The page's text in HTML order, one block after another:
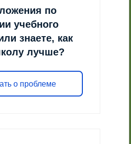
по
учебного
знаете, как
лучше?
о проблеме